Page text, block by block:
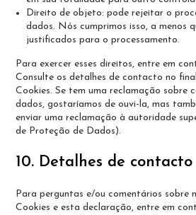
Direito de objeto: pode rejeitar o
dados. Nós cumprimos isso, a menos
justificados para o processamento.
Para exercer esses direitos, entre em
Consulte os detalhes de contacto no
Cookies. Se tem uma reclamação sobre
dados, gostaríamos de ouvi-la, mas
enviar uma reclamação à autoridade
de Proteção de Dados).
10. Detalhes de contacto
Para perguntas e/ou comentários sobre
Cookies e esta declaração, entre em